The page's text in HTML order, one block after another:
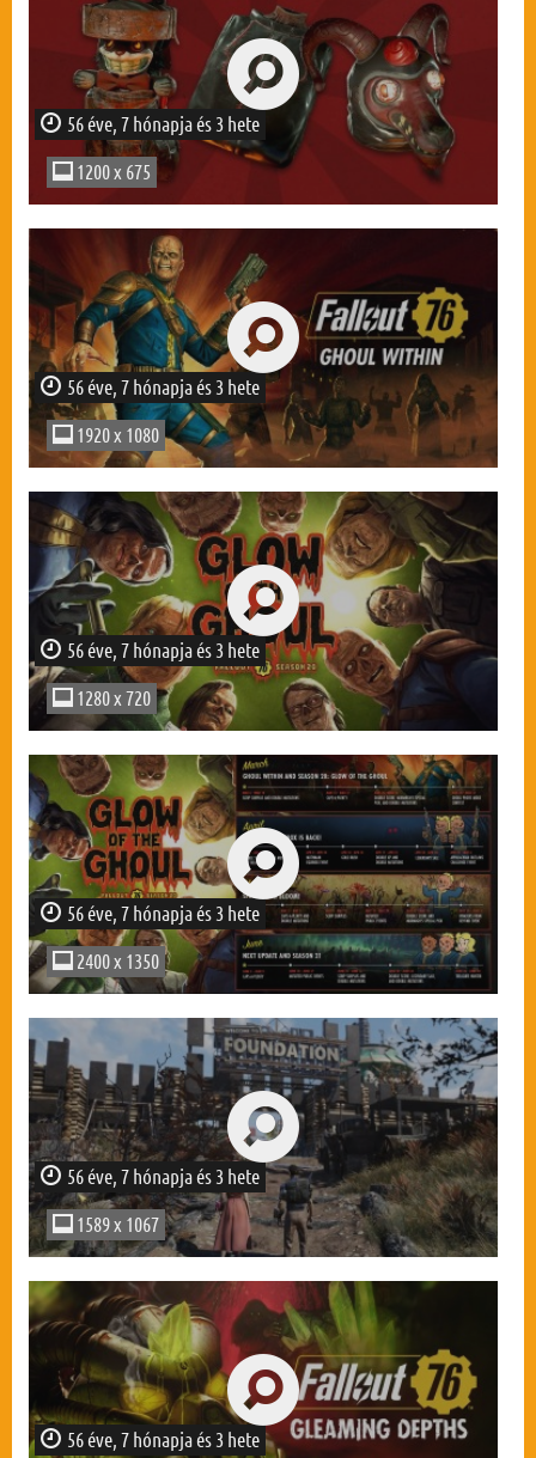
1200 x 675
56 éve, 7 hónapja és 3 hete
1920 x 1080
56 éve, 7 hónapja és 3 hete
1280 x 720
56 éve, 7 hónapja és 3 hete
2400 x 1350
56 éve, 7 hónapja és 3 hete
1589 x 1067
56 éve, 7 hónapja és 3 hete
56 éve, 7 hónapja és 3 hete